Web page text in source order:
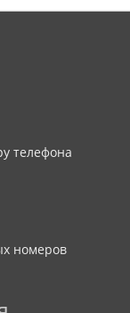
телефона
номеров